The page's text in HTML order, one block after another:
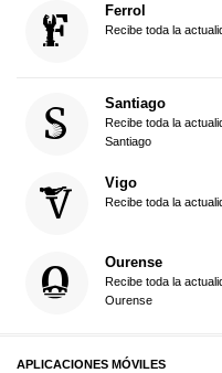
Ferrol
Recibe toda la
Santiago
Recibe toda la
Santiago
Vigo
Recibe toda la
Ourense
Recibe toda la
Ourense
APLICACIONES MÓVILES